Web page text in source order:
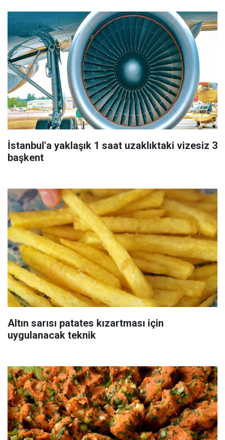
İstanbul'a yaklaşık 1 saat uzaklıktaki vizesiz 3
başkent
Altın sarısı patates kızartması için
uygulanacak teknik